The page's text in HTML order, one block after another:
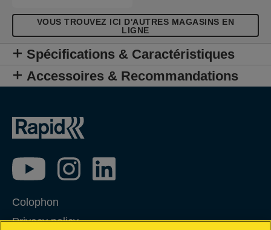
VOUS TROUVEZ ICI D'AUTRES MAGASINS EN
LIGNE
Spécifications & Caractéristiques
Accessoires & Recommandations
Colophon
Privacy policy